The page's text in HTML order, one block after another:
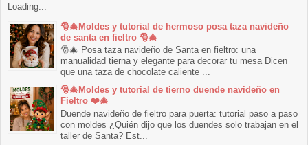
Loading...
🎅🎄Moldes y tutorial de hermoso posa taza navideño
de santa en fieltro 🎅🎄
🎅🎄 Posa taza navideño de Santa en fieltro: una
manualidad tierna y elegante para decorar tu mesa Dicen
que una taza de chocolate caliente ...
🎅🎄Moldes y tutorial de tierno duende navideño en
Fieltro ❤️🎄
Duende navideño de fieltro para puerta: tutorial paso a paso
con moldes ¿Quién dijo que los duendes solo trabajan en el
taller de Santa? Est...